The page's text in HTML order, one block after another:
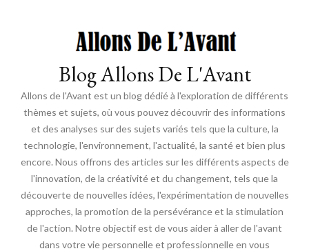
Blog Allons De L'Avant
Allons de l'Avant est un blog dédié à l'exploration de différents
thèmes et sujets, où vous pouvez découvrir des informations
et des analyses sur des sujets variés tels que la culture, la
technologie, l'environnement, l'actualité, la santé et bien plus
encore. Nous offrons des articles sur les différents aspects de
l'innovation, de la créativité et du changement, tels que la
découverte de nouvelles idées, l'expérimentation de nouvelles
approches, la promotion de la persévérance et la stimulation
de l'action. Notre objectif est de vous aider à aller de l'avant
dans votre vie personnelle et professionnelle en vous